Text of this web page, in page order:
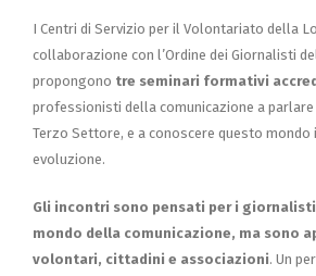
I Centri di Servizio per il Volontariato della
collaborazione con l’Ordine dei Giornalisti
propongono tre seminari formativi
professionisti della comunicazione a
Terzo Settore, e a conoscere questo mondo
evoluzione.
Gli incontri sono pensati per i
mondo della comunicazione, ma sono
volontari, cittadini e associazioni. Un